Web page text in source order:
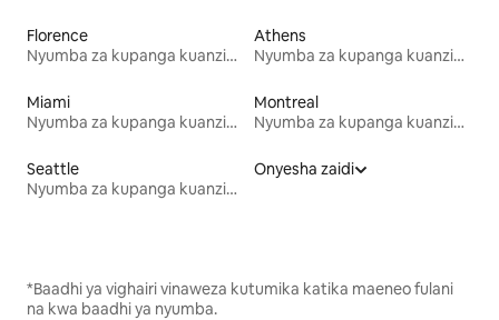
Florence
Nyumba za kupanga kuanzia mwezi mmoja
Athens
Nyumba za kupanga kuanzia mwezi mmoja
Miami
Nyumba za kupanga kuanzia mwezi mmoja
Montreal
Nyumba za kupanga kuanzia mwezi mmoja
Seattle
Nyumba za kupanga kuanzia mwezi mmoja
Onyesha zaidi
*Baadhi ya vighairi vinaweza kutumika katika maeneo fulani
na kwa baadhi ya nyumba.